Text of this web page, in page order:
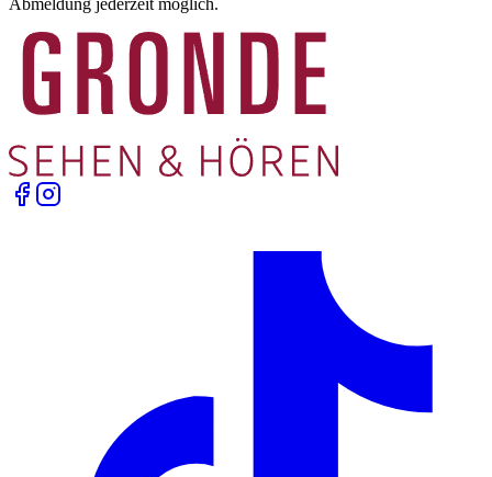
Abmeldung jederzeit möglich.